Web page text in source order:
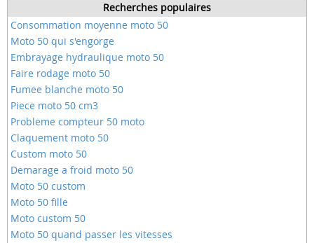
Recherches populaires
Consommation moyenne moto 50
Moto 50 qui s'engorge
Embrayage hydraulique moto 50
Faire rodage moto 50
Fumee blanche moto 50
Piece moto 50 cm3
Probleme compteur 50 moto
Claquement moto 50
Custom moto 50
Demarage a froid moto 50
Moto 50 custom
Moto 50 fille
Moto custom 50
Moto 50 quand passer les vitesses